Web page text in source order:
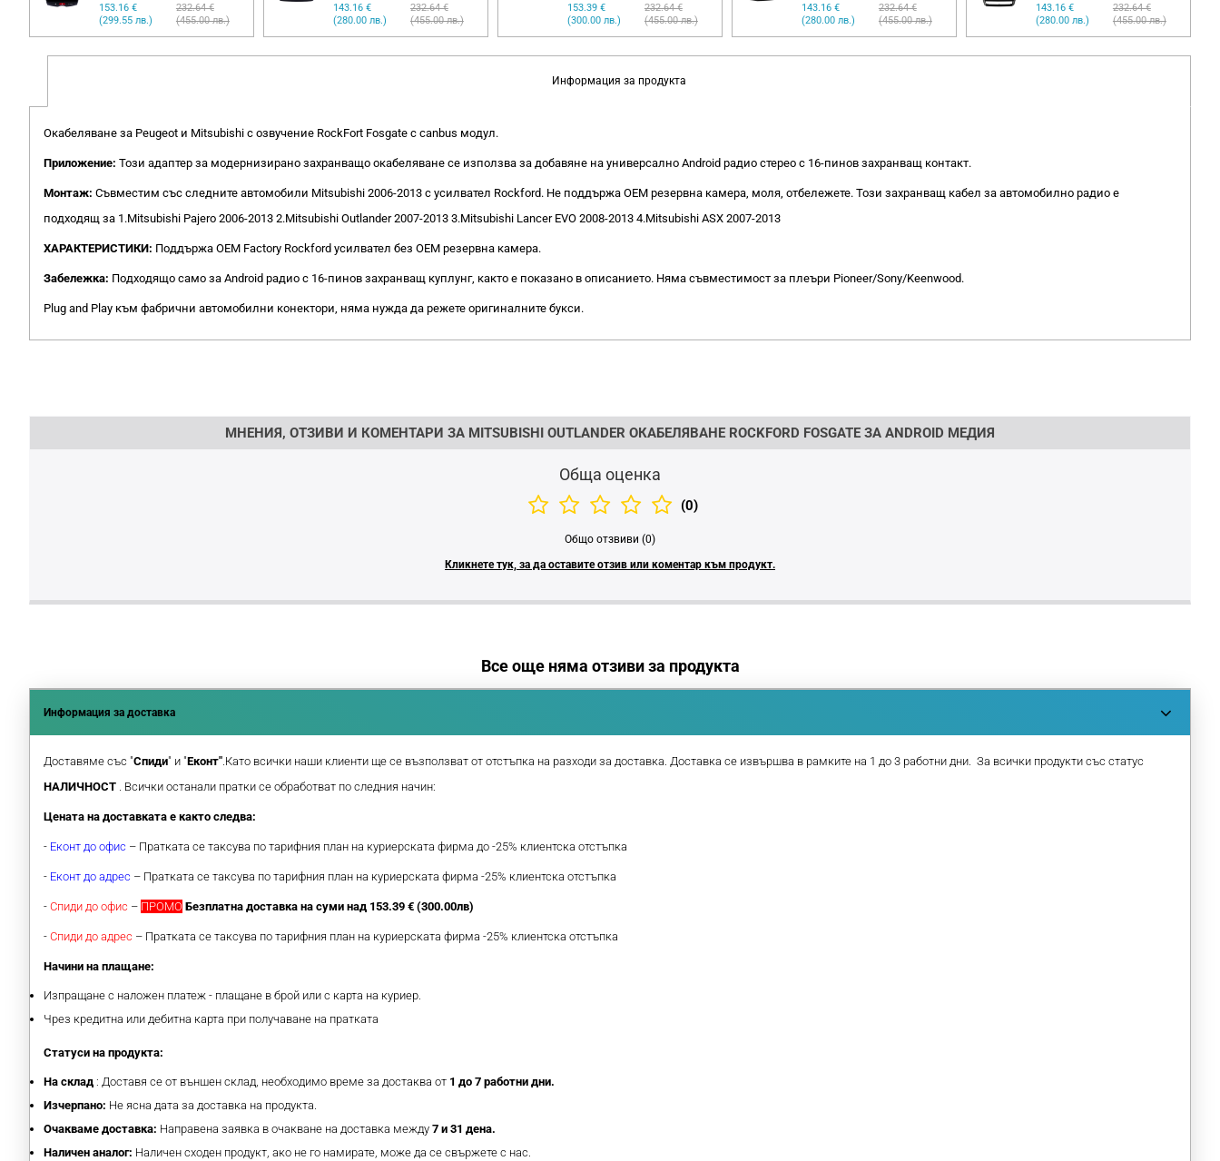
153.16 €
(299.55 лв.)
232.64 €
(455.00 лв.)
143.16 €
(280.00 лв.)
232.64 €
(455.00 лв.)
153.39 €
(300.00 лв.)
232.64 €
(455.00 лв.)
143.16 €
(280.00 лв.)
232.64 €
(455.00 лв.)
143.16 €
(280.00 лв.)
232.64 €
(455.00 лв.)
Информация за продукта
Окабеляване за Peugeot и Mitsubishi с озвучение RockFort Fosgate с canbus модул.
Приложение: Този адаптер за модернизирано захранващо окабеляване се използва за добавяне на универсално Android радио стерео с 16-пинов захранващ контакт.
Монтаж: Съвместим със следните автомобили Mitsubishi 2006-2013 с усилвател Rockford. Не поддържа OEM резервна камера, моля, отбележете. Този захранващ кабел за автомобилно радио е
подходящ за 1.Mitsubishi Pajero 2006-2013 2.Mitsubishi Outlander 2007-2013 3.Mitsubishi Lancer EVO 2008-2013 4.Mitsubishi ASX 2007-2013
ХАРАКТЕРИСТИКИ: Поддържа OEM Factory Rockford усилвател без OEM резервна камера.
Забележка: Подходящо само за Android радио с 16-пинов захранващ куплунг, както е показано в описанието. Няма съвместимост за плеъри Pioneer/Sony/Keenwood.
Plug and Play към фабрични автомобилни конектори, няма нужда да режете оригиналните букси.
МНЕНИЯ, ОТЗИВИ И КОМЕНТАРИ ЗА MITSUBISHI OUTLANDER ОКАБЕЛЯВАНЕ ROCKFORD FOSGATE ЗА ANDROID МЕДИЯ
Обща оценка
(0)
Общо отзвиви (0)
Кликнете тук, за да оставите отзив или коментар към продукт.
Все още няма отзиви за продукта
Информация за доставка
Доставяме със "Спиди" и "Еконт".Като всички наши клиенти ще се възползват от отстъпка на разходи за доставка. Доставка се извършва в рамките на 1 до 3 работни дни. За всички продукти със статус
НАЛИЧНОСТ . Всички останали пратки се обработват по следния начин:
Цената на доставката е както следва:
- Еконт до офис – Пратката се таксува по тарифния план на куриерската фирма до -25% клиентска отстъпка
- Еконт до адрес – Пратката се таксува по тарифния план на куриерската фирма -25% клиентска отстъпка
- Спиди до офис – ПРОМО Безплатна доставка на суми над 153.39 € (300.00лв)
- Спиди до адрес – Пратката се таксува по тарифния план на куриерската фирма -25% клиентска отстъпка
Начини на плащане:
Изпращане с наложен платеж - плащане в брой или с карта на куриер.
Чрез кредитна или дебитна карта при получаване на пратката
Статуси на продукта:
На склад : Доставя се от външен склад, необходимо време за достаква от 1 до 7 работни дни.
Изчерпано: Не ясна дата за доставка на продукта.
Очакваме доставка: Направена заявка в очакване на доставка между 7 и 31 дена.
Наличен аналог: Наличен сходен продукт, ако не го намирате, може да се свържете с нас.